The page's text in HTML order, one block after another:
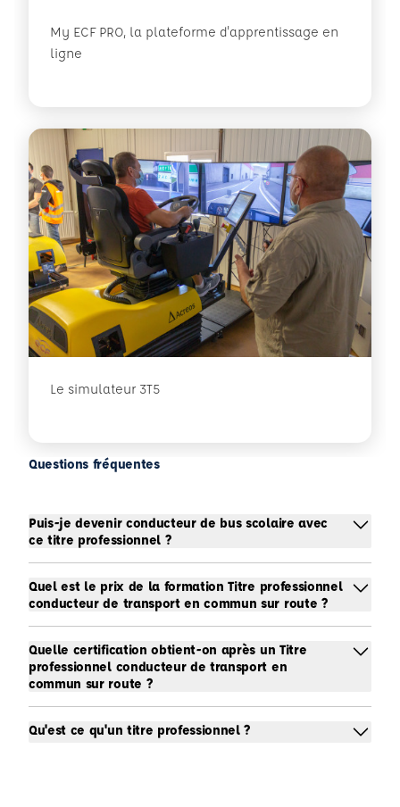
My ECF PRO, la plateforme d'apprentissage en
ligne
Le simulateur 3T5
Questions fréquentes
Puis-je devenir conducteur de bus scolaire avec
ce titre professionnel ?
Quel est le prix de la formation Titre professionnel
conducteur de transport en commun sur route ?
Quelle certification obtient-on après un Titre
professionnel conducteur de transport en
commun sur route ?
Qu'est ce qu'un titre professionnel ?